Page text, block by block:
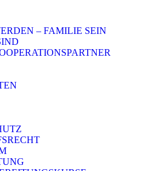
– FAMILIE SEIN